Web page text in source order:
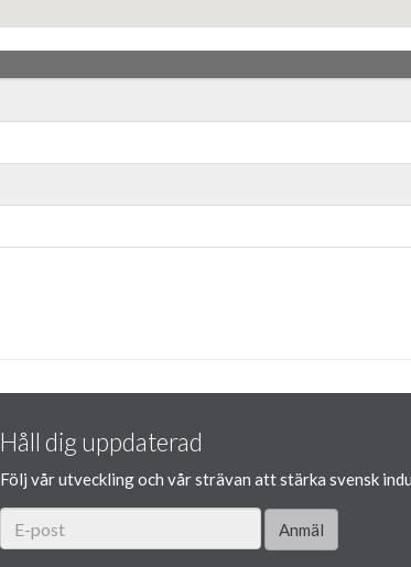
Håll dig uppdaterad
Följ vår utveckling och vår strävan att stärka svensk
Anmäl